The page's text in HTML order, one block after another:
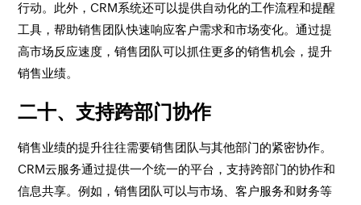
行动。此外，CRM系统还可以提供自动化的工作流程和提醒
工具，帮助销售团队快速响应客户需求和市场变化。通过提
高市场反应速度，销售团队可以抓住更多的销售机会，提升
销售业绩。
二十、支持跨部门协作
销售业绩的提升往往需要销售团队与其他部门的紧密协作。
CRM云服务通过提供一个统一的平台，支持跨部门的协作和
信息共享。例如，销售团队可以与市场、客户服务和财务等